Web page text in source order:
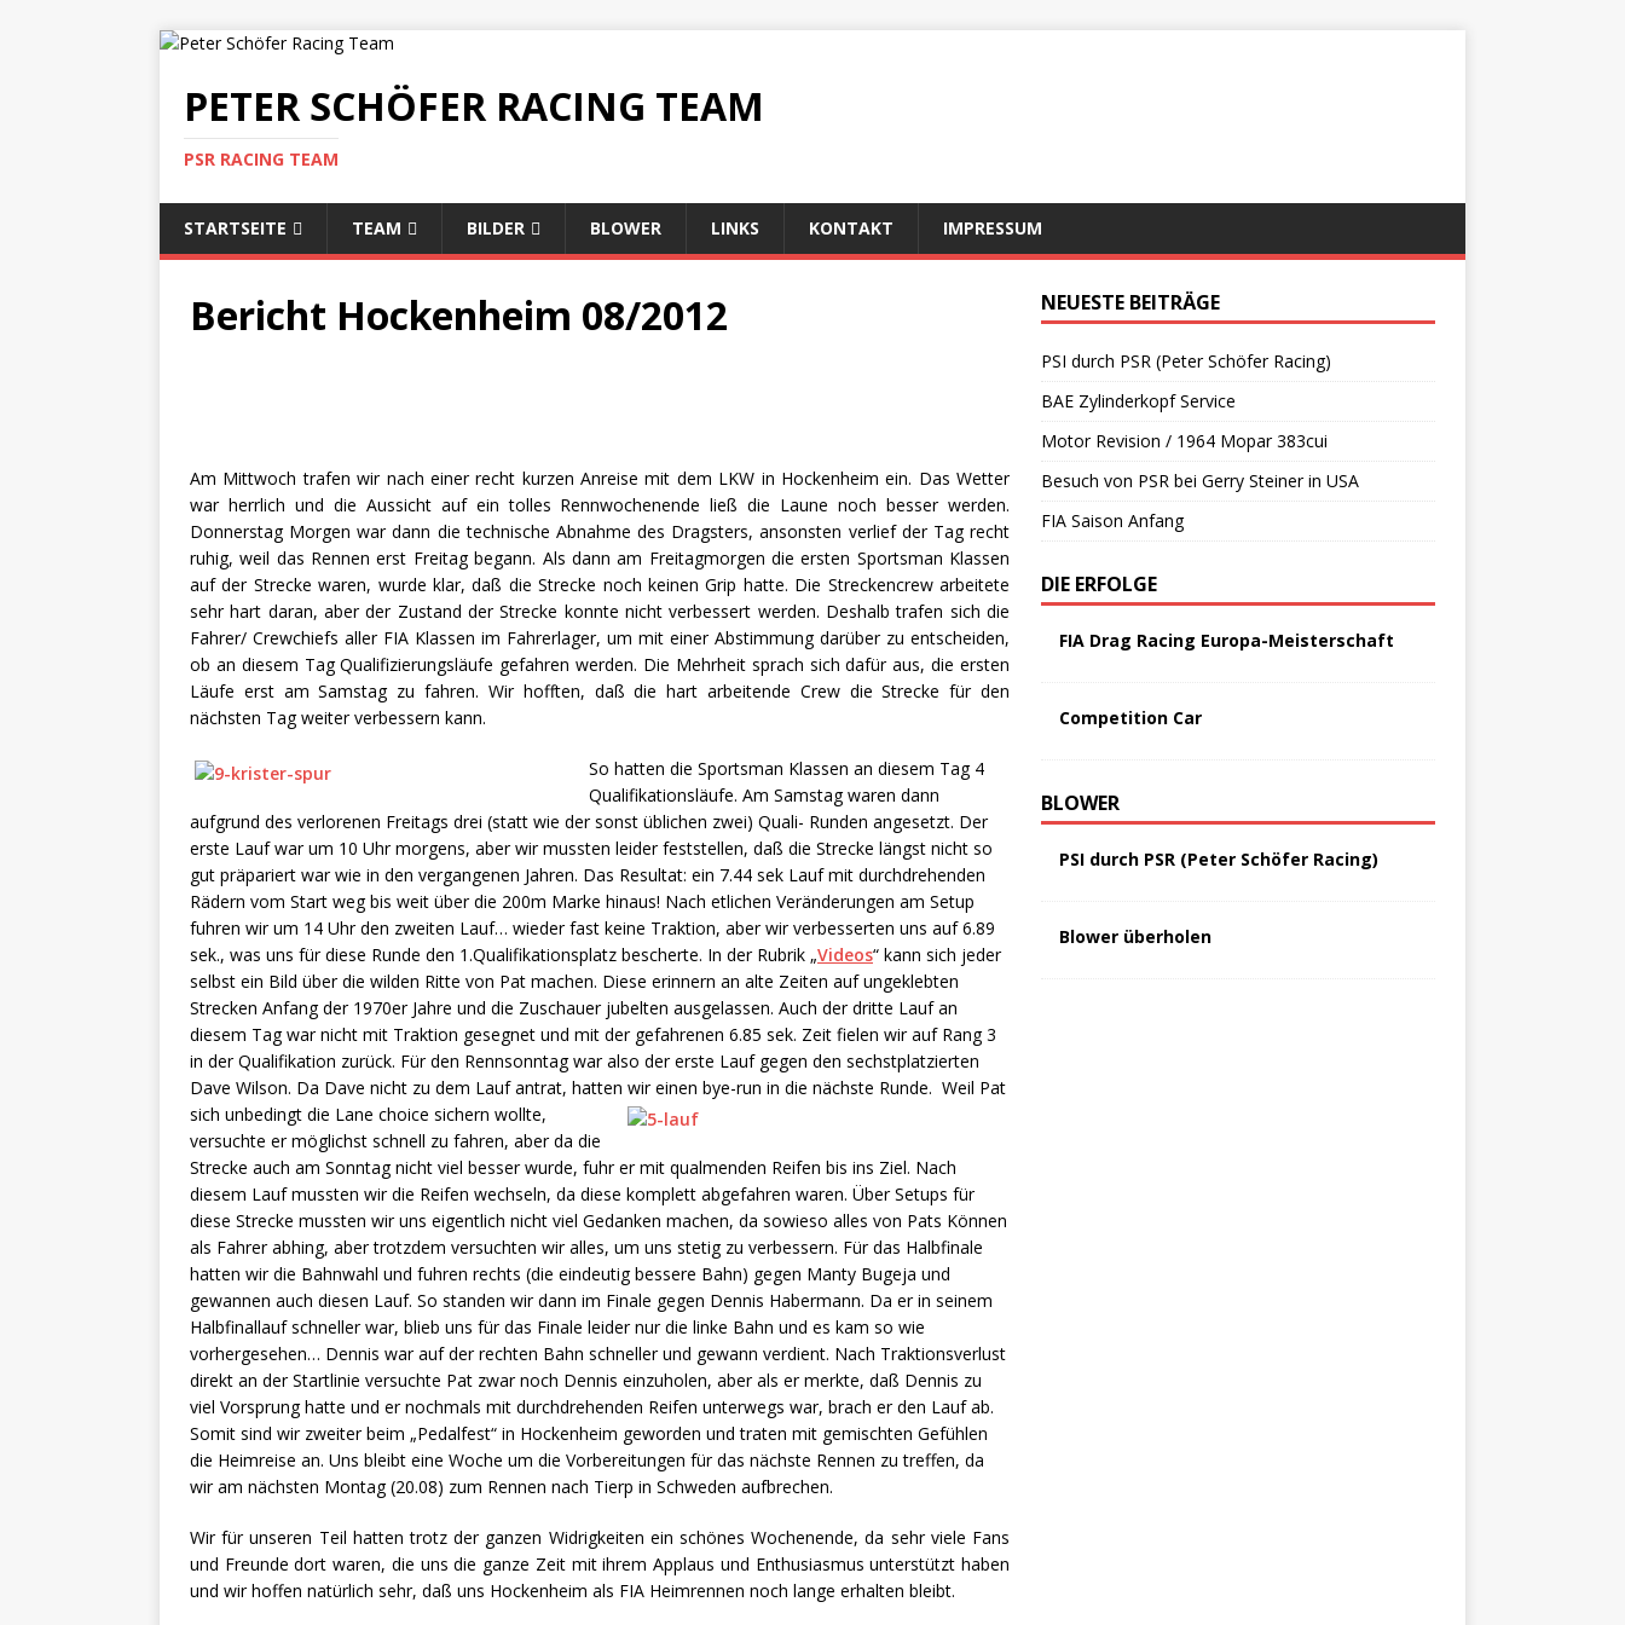
PETER SCHÖFER RACING TEAM
PSR RACING TEAM
STARTSEITE TEAM BILDER BLOWER LINKS KONTAKT IMPRESSUM
Bericht Hockenheim 08/2012
Am Mittwoch trafen wir nach einer recht kurzen Anreise mit dem LKW in Hockenheim ein. Das Wetter
war herrlich und die Aussicht auf ein tolles Rennwochenende ließ die Laune noch besser werden.
Donnerstag Morgen war dann die technische Abnahme des Dragsters, ansonsten verlief der Tag recht
ruhig, weil das Rennen erst Freitag begann. Als dann am Freitagmorgen die ersten Sportsman Klassen
auf der Strecke waren, wurde klar, daß die Strecke noch keinen Grip hatte. Die Streckencrew arbeitete
sehr hart daran, aber der Zustand der Strecke konnte nicht verbessert werden. Deshalb trafen sich die
Fahrer/ Crewchiefs aller FIA Klassen im Fahrerlager, um mit einer Abstimmung darüber zu entscheiden,
ob an diesem Tag Qualifizierungsläufe gefahren werden. Die Mehrheit sprach sich dafür aus, die ersten
Läufe erst am Samstag zu fahren. Wir hofften, daß die hart arbeitende Crew die Strecke für den
nächsten Tag weiter verbessern kann.
So hatten die Sportsman Klassen an diesem Tag 4
Qualifikationsläufe. Am Samstag waren dann
aufgrund des verlorenen Freitags drei (statt wie der sonst üblichen zwei) Quali- Runden angesetzt. Der
erste Lauf war um 10 Uhr morgens, aber wir mussten leider feststellen, daß die Strecke längst nicht so
gut präpariert war wie in den vergangenen Jahren. Das Resultat: ein 7.44 sek Lauf mit durchdrehenden
Rädern vom Start weg bis weit über die 200m Marke hinaus! Nach etlichen Veränderungen am Setup
fuhren wir um 14 Uhr den zweiten Lauf… wieder fast keine Traktion, aber wir verbesserten uns auf 6.89
sek., was uns für diese Runde den 1.Qualifikationsplatz bescherte. In der Rubrik „Videos“ kann sich jeder
selbst ein Bild über die wilden Ritte von Pat machen. Diese erinnern an alte Zeiten auf ungeklebten
Strecken Anfang der 1970er Jahre und die Zuschauer jubelten ausgelassen. Auch der dritte Lauf an
diesem Tag war nicht mit Traktion gesegnet und mit der gefahrenen 6.85 sek. Zeit fielen wir auf Rang 3
in der Qualifikation zurück. Für den Rennsonntag war also der erste Lauf gegen den sechstplatzierten
Dave Wilson. Da Dave nicht zu dem Lauf antrat, hatten wir einen bye-run in die nächste Runde. Weil Pat
sich unbedingt die Lane choice sichern wollte,
versuchte er möglichst schnell zu fahren, aber da die
Strecke auch am Sonntag nicht viel besser wurde, fuhr er mit qualmenden Reifen bis ins Ziel. Nach
diesem Lauf mussten wir die Reifen wechseln, da diese komplett abgefahren waren. Über Setups für
diese Strecke mussten wir uns eigentlich nicht viel Gedanken machen, da sowieso alles von Pats Können
als Fahrer abhing, aber trotzdem versuchten wir alles, um uns stetig zu verbessern. Für das Halbfinale
hatten wir die Bahnwahl und fuhren rechts (die eindeutig bessere Bahn) gegen Manty Bugeja und
gewannen auch diesen Lauf. So standen wir dann im Finale gegen Dennis Habermann. Da er in seinem
Halbfinallauf schneller war, blieb uns für das Finale leider nur die linke Bahn und es kam so wie
vorhergesehen… Dennis war auf der rechten Bahn schneller und gewann verdient. Nach Traktionsverlust
direkt an der Startlinie versuchte Pat zwar noch Dennis einzuholen, aber als er merkte, daß Dennis zu
viel Vorsprung hatte und er nochmals mit durchdrehenden Reifen unterwegs war, brach er den Lauf ab.
Somit sind wir zweiter beim „Pedalfest“ in Hockenheim geworden und traten mit gemischten Gefühlen
die Heimreise an. Uns bleibt eine Woche um die Vorbereitungen für das nächste Rennen zu treffen, da
wir am nächsten Montag (20.08) zum Rennen nach Tierp in Schweden aufbrechen.
Wir für unseren Teil hatten trotz der ganzen Widrigkeiten ein schönes Wochenende, da sehr viele Fans
und Freunde dort waren, die uns die ganze Zeit mit ihrem Applaus und Enthusiasmus unterstützt haben
und wir hoffen natürlich sehr, daß uns Hockenheim als FIA Heimrennen noch lange erhalten bleibt.
NEUESTE BEITRÄGE
PSI durch PSR (Peter Schöfer Racing)
BAE Zylinderkopf Service
Motor Revision / 1964 Mopar 383cui
Besuch von PSR bei Gerry Steiner in USA
FIA Saison Anfang
DIE ERFOLGE
FIA Drag Racing Europa-Meisterschaft
Competition Car
BLOWER
PSI durch PSR (Peter Schöfer Racing)
Blower überholen